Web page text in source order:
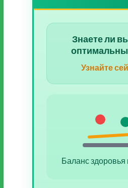
Знаете ли
Узнайте
Баланс здоровья